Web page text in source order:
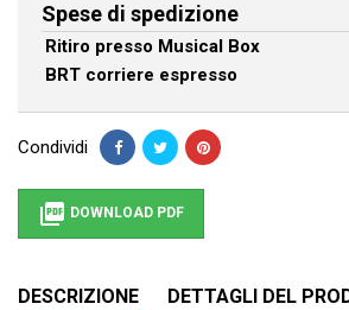
Spese di spedizione
Ritiro presso Musical Box
BRT corriere espresso
Condividi
 DOWNLOAD PDF
DESCRIZIONE
DETTAGLI DEL